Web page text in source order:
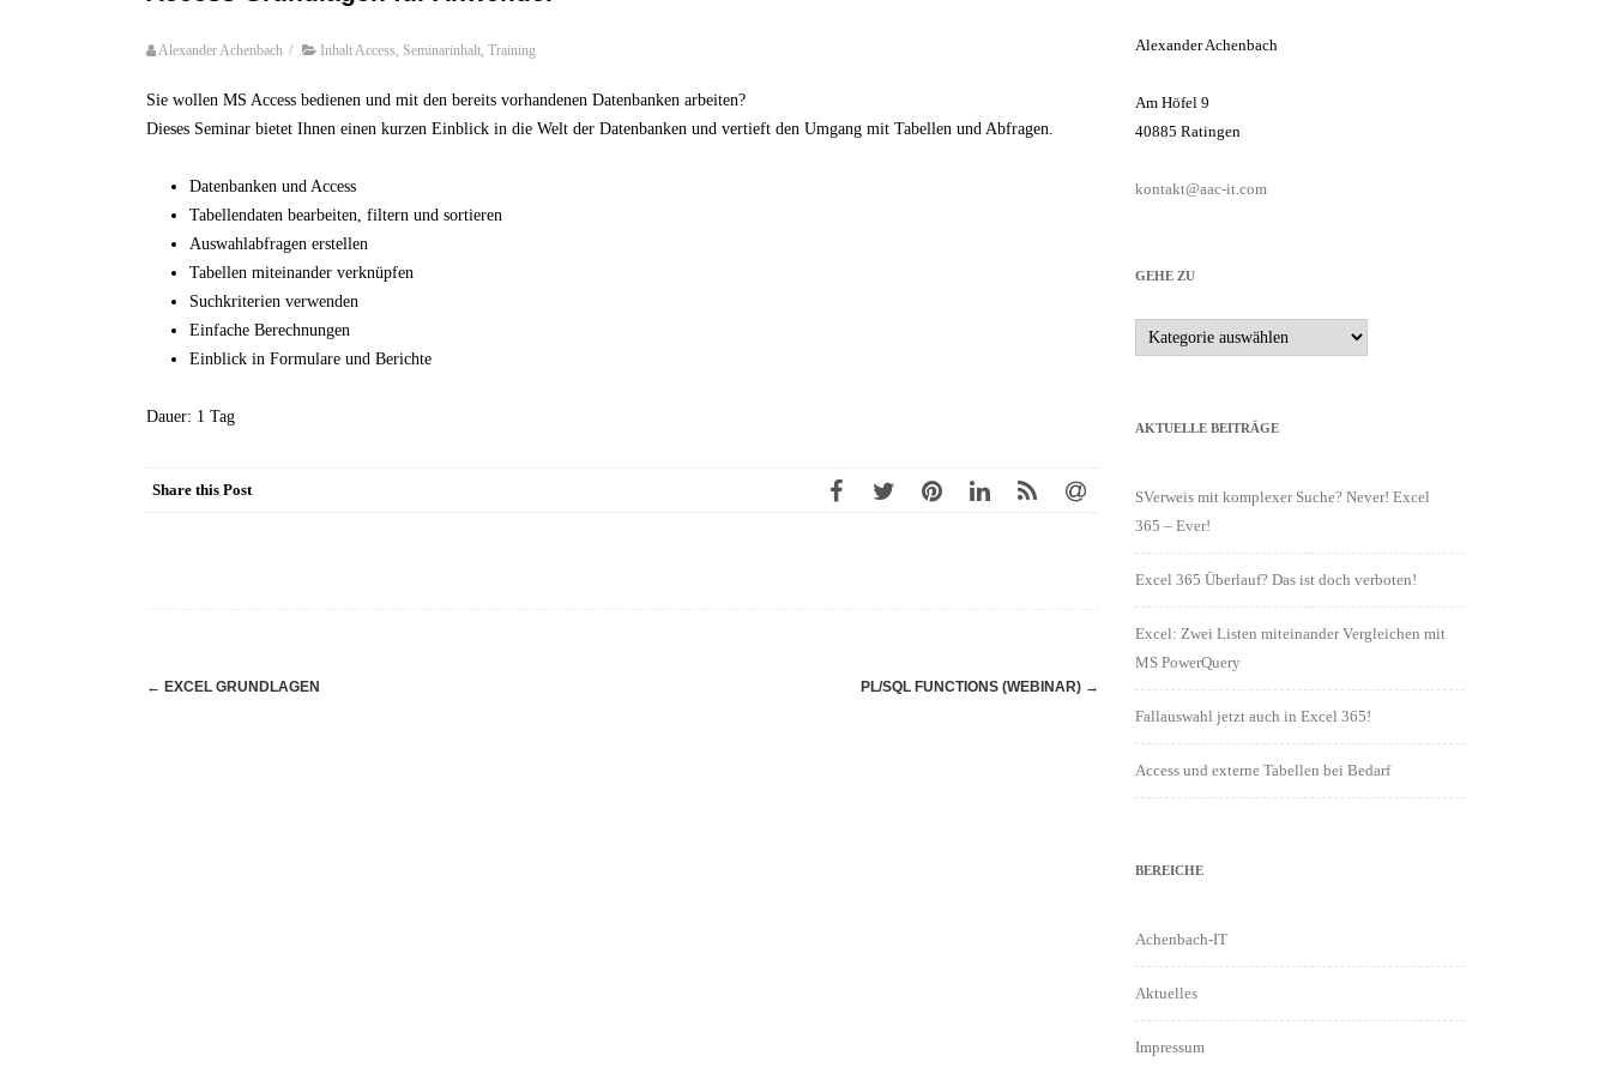
Alexander Achenbach / Inhalt Access Seminarinhalt Training
Sie wollen MS Access bedienen und mit den bereits vorhandenen Datenbanken arbeiten?
Dieses Seminar bietet Ihnen einen kurzen Einblick in die Welt der Datenbanken und vertieft den Umgang mit Tabellen und Abfragen.
Datenbanken und Access
Tabellendaten bearbeiten, filtern und sortieren
Auswahlabfragen erstellen
Tabellen miteinander verknüpfen
Suchkriterien verwenden
Einfache Berechnungen
Einblick in Formulare und Berichte
Dauer: 1 Tag
Share this Post
Navigation
← EXCEL GRUNDLAGEN PL/SQL FUNCTIONS (WEBINAR) →
Alexander Achenbach
Am Höfel 9
40885 Ratingen
kontakt@aac-it.com
GEHE ZU
Gehe
zu
AKTUELLE BEITRÄGE
SVerweis mit komplexer Suche? Never! Excel
365 – Ever!
Excel 365 Überlauf? Das ist doch verboten!
Excel: Zwei Listen miteinander Vergleichen mit
MS PowerQuery
Fallauswahl jetzt auch in Excel 365!
Access und externe Tabellen bei Bedarf
BEREICHE
Achenbach-IT
Aktuelles
Impressum